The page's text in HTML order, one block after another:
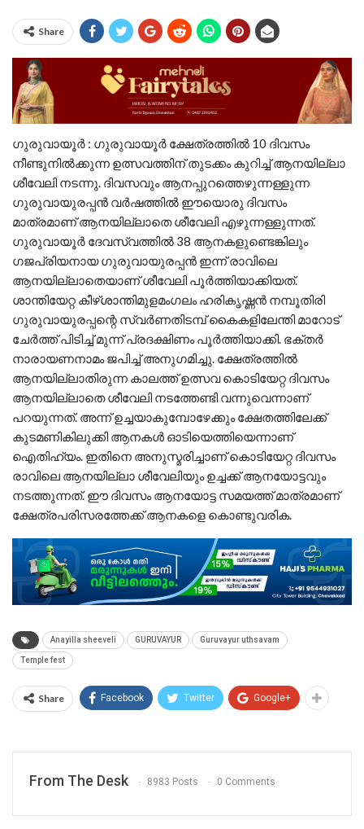
Share
ഗുരുവായൂർ : ഗുരുവായൂർ ക്ഷേത്രത്തിൽ 10 ദിവസം
നീണ്ടുനിൽക്കുന്ന ഉത്സവത്തിന് തുടക്കം കുറിച്ച് ആനയില്ലാ
ശീവേലി നടന്നു. ദിവസവും ആനപ്പുറത്തെഴുന്നള്ളുന്ന
ഗുരുവായുരപ്പൻ വർഷത്തിൽ ഈയൊരു ദിവസം
മാത്രമാണ് ആനയില്ലാതെ ശീവേലി എഴുന്നള്ളുന്നത്.
ഗുരുവായൂർ ദേവസ്വത്തിൽ 38 ആനകളുണ്ടെങ്കിലും
ഗജപ്രിയനായ ഗുരുവായുരപ്പൻ ഇന്ന് രാവിലെ
ആനയില്ലാതെയാണ് ശീവേലി പൂർത്തിയാക്കിയത്.
ശാന്തിയേറ്റ കീഴ്ശാന്തിമുളമംഗലം ഹരികൃഷ്ണൻ നമ്പൂതിരി
ഗുരുവായുരപ്പന്റെ സ്വർണതിടമ്പ് കൈകളിലേന്തി മാറോട്
ചേർത്ത് പിടിച്ച് മുന്ന് പ്രദക്ഷിണം പൂർത്തിയാക്കി. ഭക്തർ
നാരായണനാമം ജപിച്ച് അനുഗമിച്ചു. ക്ഷേത്രത്തിൽ
ആനയില്ലാതിരുന്ന കാലത്ത് ഉത്സവ കൊടിയേറ്റ ദിവസം
ആനയില്ലാതെ ശീവേലി നടത്തേണ്ടി വന്നുവെന്നാണ്
പറയുന്നത്. അന്ന് ഉച്ചയാകുമ്പോഴേക്കും ക്ഷേതത്തിലേക്ക്
കുടമണികിലുക്കി ആനകൾ ഓടിയെത്തിയെന്നാണ്
ഐതിഹ്യം. ഇതിനെ അനുസ്മരിച്ചാണ് കൊടിയേറ്റ ദിവസം
രാവിലെ ആനയില്ലാ ശീവേലിയും ഉച്ചക്ക് ആനയോട്ടവും
നടത്തുന്നത്. ഈ ദിവസം ആനയോട്ട സമയത്ത് മാത്രമാണ്
ക്ഷേത്രപരിസരത്തേക്ക് ആനകളെ കൊണ്ടുവരിക.
Anayilla sheeveli GURUVAYUR Guruvayur uthsavam
Temple fest
Share Facebook Twitter Google+
From The Desk 8983 Posts 0 Comments